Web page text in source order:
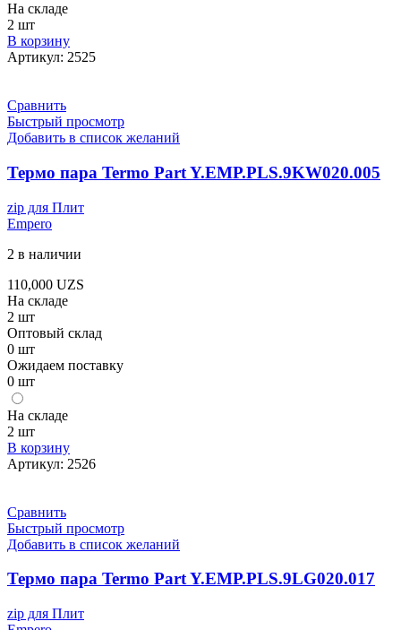
На складе
2 шт
В корзину
Артикул: 2525
Сравнить
Быстрый просмотр
Добавить в список желаний
Термо пара Termo Part Y.EMP.PLS.9KW020.005
zip для Плит
Empero
2 в наличии
110,000 UZS
На складе
2 шт
Оптовый склад
0 шт
Ожидаем поставку
0 шт
На складе
2 шт
В корзину
Артикул: 2526
Сравнить
Быстрый просмотр
Добавить в список желаний
Термо пара Termo Part Y.EMP.PLS.9LG020.017
zip для Плит